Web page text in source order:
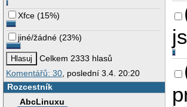
Xfce (15%)
jiné/žádné (23%)
Celkem 2333 hlasů
Komentářů: 30, poslední 3.4. 20:20
Rozcestník
AbcLinuxu